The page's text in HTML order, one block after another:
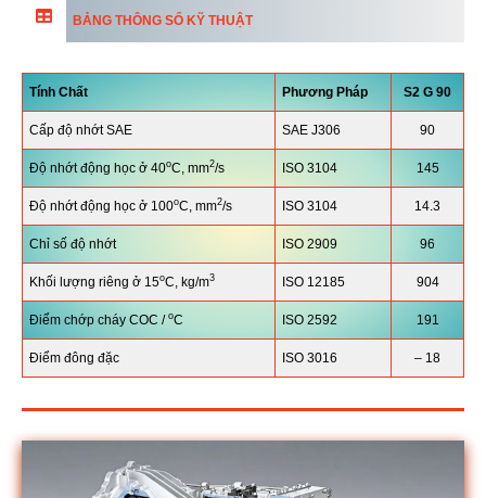
BẢNG THÔNG SỐ KỸ THUẬT
Tính Chất Phương Pháp S2 G 90
Cấp độ nhớt SAE SAE J306 90
Độ nhớt động học ở 40oC, mm2/s ISO 3104 145
Độ nhớt động học ở 100oC, mm2/s ISO 3104 14.3
Chỉ số độ nhớt ISO 2909 96
Khối lượng riêng ở 15oC, kg/m3 ISO 12185 904
Điểm chớp cháy COC / oC ISO 2592 191
Điểm đông đặc ISO 3016 – 18